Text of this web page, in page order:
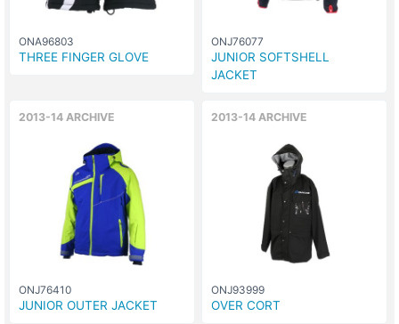
ONA96803
THREE FINGER GLOVE
ONJ76077
JUNIOR SOFTSHELL
JACKET
2013-14 ARCHIVE
ONJ76410
JUNIOR OUTER JACKET
2013-14 ARCHIVE
ONJ93999
OVER CORT